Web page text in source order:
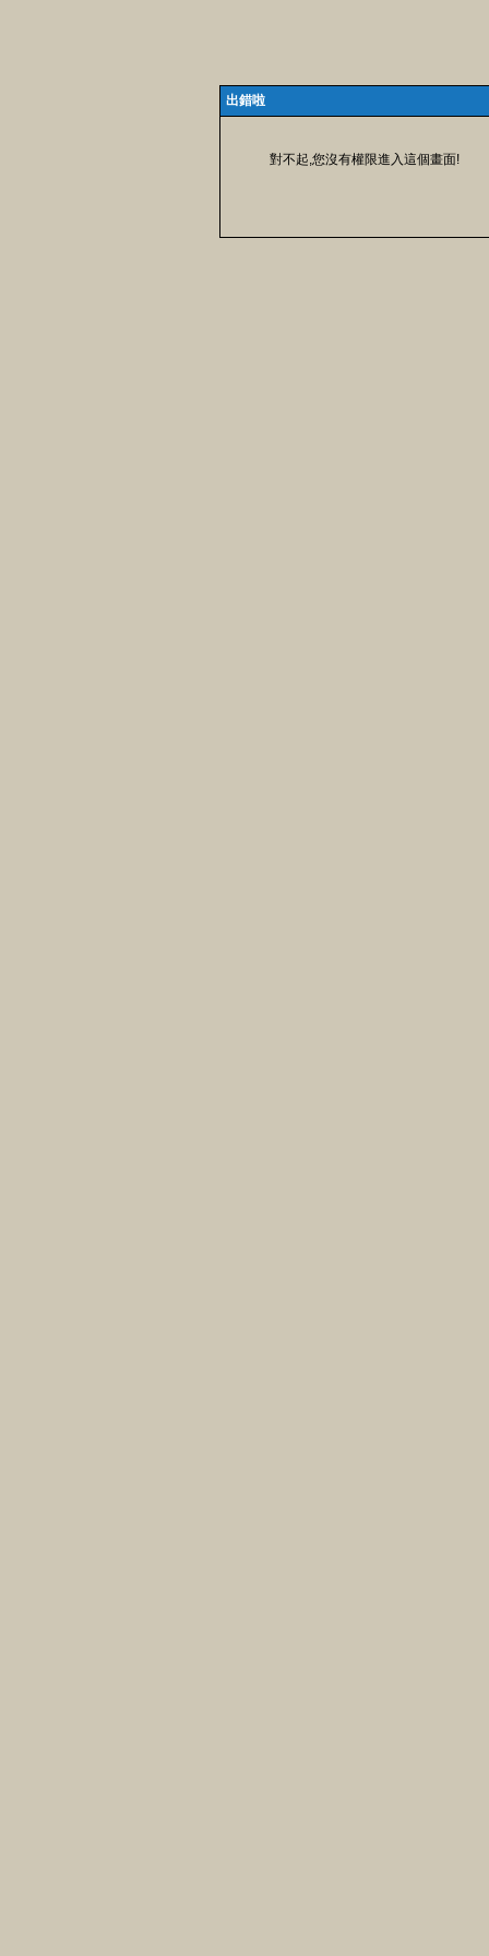
出錯啦
對不起,您沒有權限進入這個畫面!